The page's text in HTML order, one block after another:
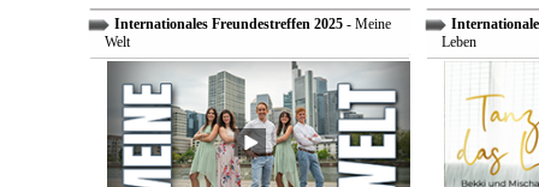
Internationales Freundestreffen 2025- Meine
Welt
Leben